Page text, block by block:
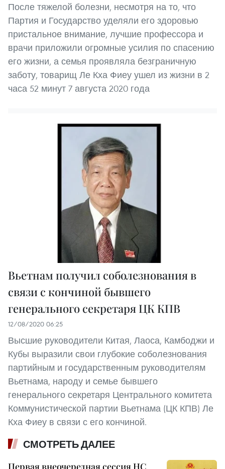
После тяжелой болезни, несмотря на то, что
Партия и Государство уделяли его здоровью
пристальное внимание, лучшие профессора и
врачи приложили огромные усилия по спасению
его жизни, а семья проявляла безграничную
заботу, товарищ Ле Кха Фиеу ушел из жизни в 2
часа 52 минут 7 августа 2020 года
Вьетнам получил соболезнования в
связи с кончиной бывшего
генерального секретаря ЦК КПВ
12/08/2020 06:25
Высшие руководители Китая, Лаоса, Камбоджи и
Кубы выразили свои глубокие соболезнования
партийным и государственным руководителям
Вьетнама, народу и семье бывшего
генерального секретаря Центрального комитета
Коммунистической партии Вьетнама (ЦК КПВ) Ле
Кха Фиеу в связи с его кончиной.
СМОТРЕТЬ ДАЛЕЕ